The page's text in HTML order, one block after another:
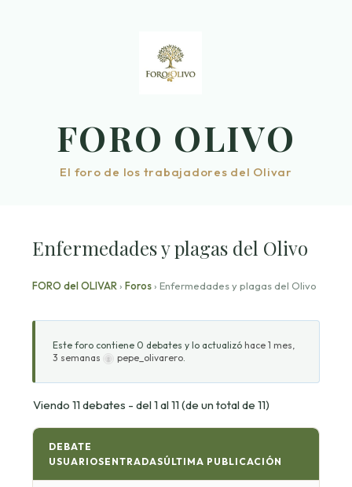
FORO OLIVO
El foro de los trabajadores del Olivar
Enfermedades y plagas del Olivo
FORO del OLIVAR › Foros › Enfermedades y plagas del Olivo
Este foro contiene 0 debates y lo actualizó hace 1 mes,
3 semanas
pepe_olivarero
Viendo 11 debates - del 1 al 11 (de un total de 11)
DEBATE
USUARIOSENTRADASÚLTIMA PUBLICACIÓN